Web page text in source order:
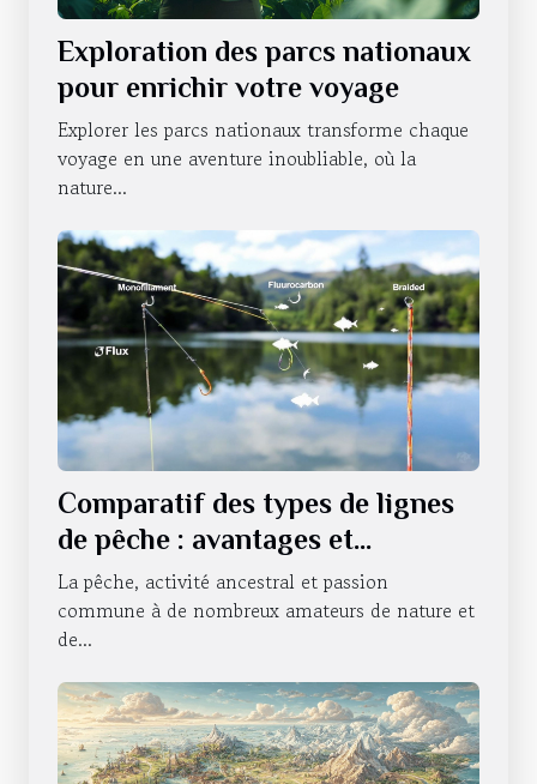
Exploration des parcs nationaux
pour enrichir votre voyage
Explorer les parcs nationaux transforme chaque
voyage en une aventure inoubliable, où la
nature...
Comparatif des types de lignes
de pêche : avantages et
utilisations
La pêche, activité ancestral et passion
commune à de nombreux amateurs de nature et
de...